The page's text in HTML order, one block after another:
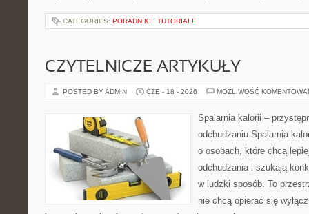
CATEGORIES: PORADNIKI I TUTORIALE
CZYTELNICZE ARTYKUŁY
POSTED BY ADMIN CZE - 18 - 2026 MOŻLIWOŚĆ
Spalarnia kalorii –
odchudzaniu Spalarnia
o osobach, które chcą
odchudzania i szukają
w ludzki sposób. To
nie chcą opierać się